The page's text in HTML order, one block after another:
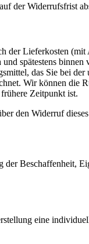
der Widerrufsfrist
Lieferkosten (mit
spätestens
das Sie bei
Wir können
Zeitpunkt ist.
den Widerruf
Beschaffenheit,
eine